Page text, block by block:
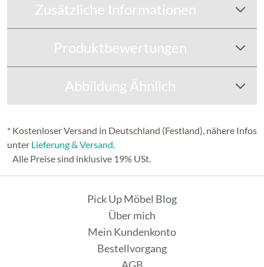
Zusätzliche Informationen
Produktbewertungen
Abbildung Ähnlich
* Kostenloser Versand in Deutschland (Festland), nähere Infos
unter Lieferung & Versand.
Alle Preise sind inklusive 19% USt.
Pick Up Möbel Blog
Über mich
Mein Kundenkonto
Bestellvorgang